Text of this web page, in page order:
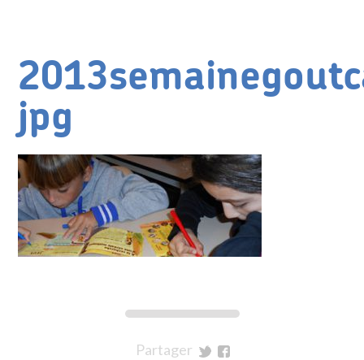
jpg
Partager